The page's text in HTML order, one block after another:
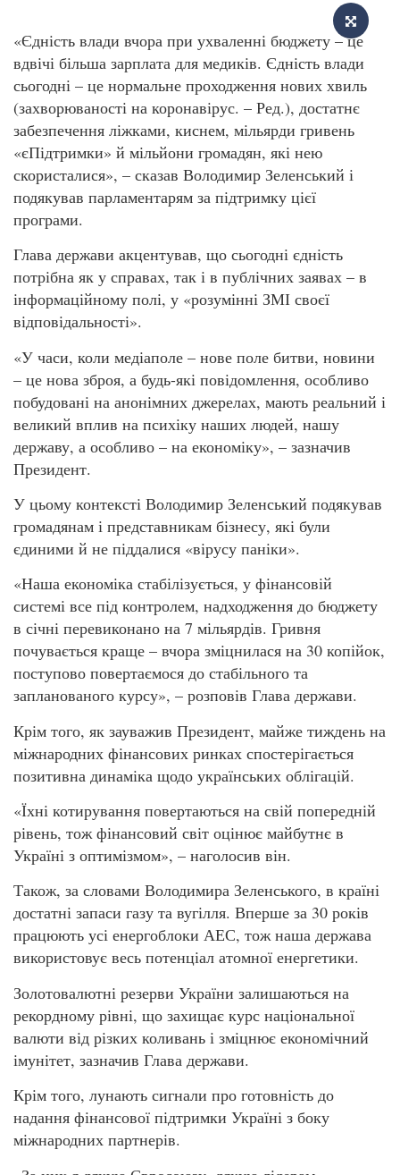
«Єдність влади вчора при ухваленні бюджету – це
вдвічі більша зарплата для медиків. Єдність влади
сьогодні – це нормальне проходження нових хвиль
(захворюваності на коронавірус. – Ред.), достатнє
забезпечення ліжками, киснем, мільярди гривень
«єПідтримки» й мільйони громадян, які нею
скористалися», – сказав Володимир Зеленський і
подякував парламентарям за підтримку цієї
програми.
Глава держави акцентував, що сьогодні єдність
потрібна як у справах, так і в публічних заявах – в
інформаційному полі, у «розумінні ЗМІ своєї
відповідальності».
«У часи, коли медіаполе – нове поле битви, новини
– це нова зброя, а будь-які повідомлення, особливо
побудовані на анонімних джерелах, мають реальний і
великий вплив на психіку наших людей, нашу
державу, а особливо – на економіку», – зазначив
Президент.
У цьому контексті Володимир Зеленський подякував
громадянам і представникам бізнесу, які були
єдиними й не піддалися «вірусу паніки».
«Наша економіка стабілізується, у фінансовій
системі все під контролем, надходження до бюджету
в січні перевиконано на 7 мільярдів. Гривня
почувається краще – вчора зміцнилася на 30 копійок,
поступово повертаємося до стабільного та
запланованого курсу», – розповів Глава держави.
Крім того, як зауважив Президент, майже тиждень на
міжнародних фінансових ринках спостерігається
позитивна динаміка щодо українських облігацій.
«Їхні котирування повертаються на свій попередній
рівень, тож фінансовий світ оцінює майбутнє в
Україні з оптимізмом», – наголосив він.
Також, за словами Володимира Зеленського, в країні
достатні запаси газу та вугілля. Вперше за 30 років
працюють усі енергоблоки АЕС, тож наша держава
використовує весь потенціал атомної енергетики.
Золотовалютні резерви України залишаються на
рекордному рівні, що захищає курс національної
валюти від різких коливань і зміцнює економічний
імунітет, зазначив Глава держави.
Крім того, лунають сигнали про готовність до
надання фінансової підтримки Україні з боку
міжнародних партнерів.